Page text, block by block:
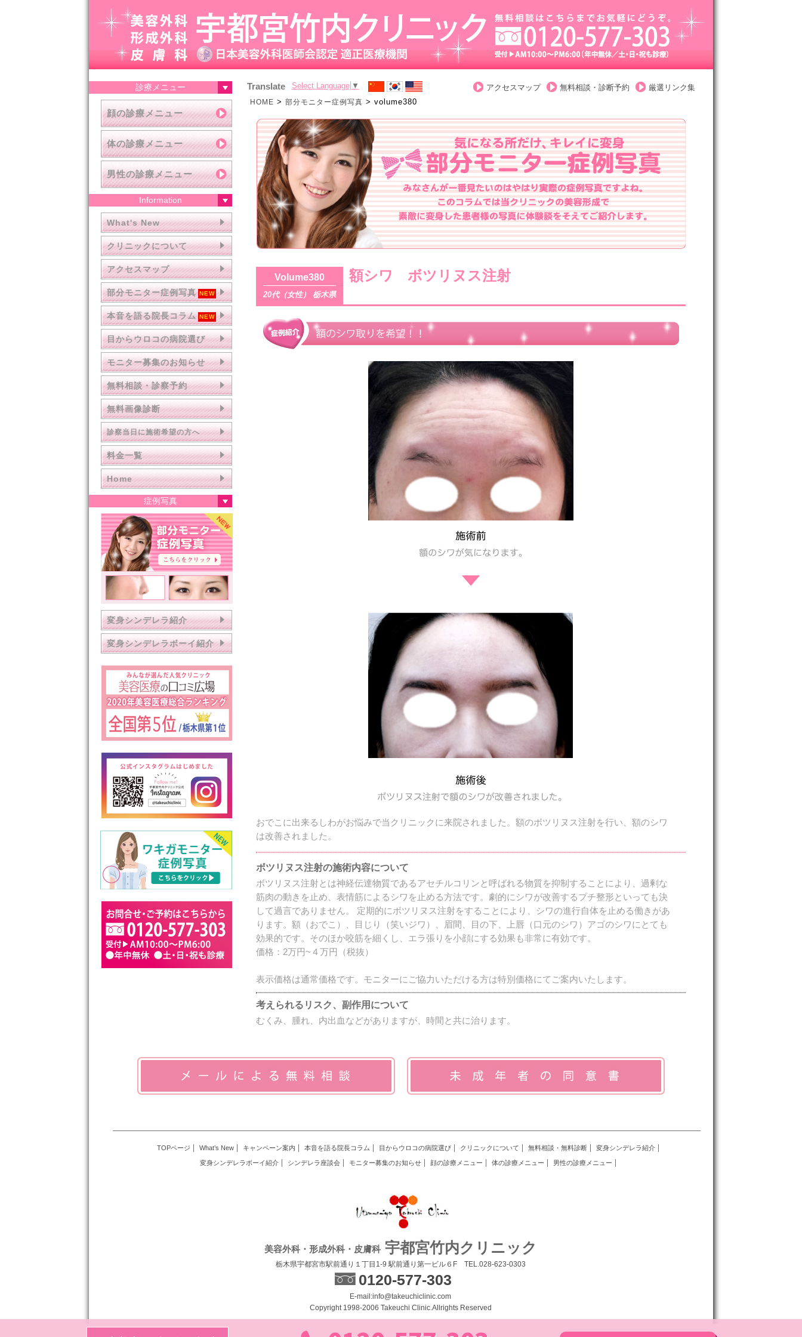
診療メニュー
顔の診療メニュー
体の診療メニュー
男性の診療メニュー
Information
What's New
クリニックについて
アクセスマップ
部分モニター症例写真
本音を語る院長コラム
目からウロコの病院選び
モニター募集のお知らせ
無料相談・診察予約
無料画像診断
診察当日に施術希望の方へ
料金一覧
Home
症例写真
変身シンデレラ紹介
変身シンデレラボーイ紹介
Translate Select Language ▼ アクセスマップ 無料相談・診断予約 厳選リンク集
HOME > 部分モニター症例写真 > volume380
Volume380
20代（女性） 栃木県
額シワ ボツリヌス注射
おでこに出来るしわがお悩みで当クリニックに来院されました。額のボツリヌス注射を行い、額のシワ
は改善されました。
ボツリヌス注射の施術内容について
ボツリヌス注射とは神経伝達物質であるアセチルコリンと呼ばれる物質を抑制することにより、過剰な
筋肉の動きを止め、表情筋によるシワを止める方法です。劇的にシワが改善するプチ整形といっても決
して過言でありません。 定期的にボツリヌス注射をすることにより、シワの進行自体を止める働きがあ
ります。額（おでこ）、目じり（笑いジワ）、眉間、目の下、上唇（口元のシワ）アゴのシワにとても
効果的です。そのほか咬筋を細くし、エラ張りを小顔にする効果も非常に有効です。
価格：2万円~４万円（税抜）
表示価格は通常価格です。モニターにご協力いただける方は特別価格にてご案内いたします。
考えられるリスク、副作用について
むくみ、腫れ、内出血などがありますが、時間と共に治ります。
TOPページ What’s New キャンペーン案内 本音を語る院長コラム 目からウロコの病院選び クリニックについて 無料相談・無料診断 変身シンデレラ紹介
変身シンデレラボーイ紹介 シンデレラ座談会 モニター募集のお知らせ 顔の診療メニュー 体の診療メニュー 男性の診療メニュー
美容外科・形成外科・皮膚科宇都宮竹内クリニック
栃木県宇都宮市駅前通り１丁目1-9 駅前通り第一ビル６F TEL.028-623-0303
0120-577-303
E-mail:info@takeuchiclinic.com
Copyright 1998-2006 Takeuchi Clinic.Allrights Reserved